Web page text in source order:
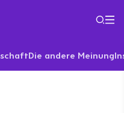
Die andere Meinung